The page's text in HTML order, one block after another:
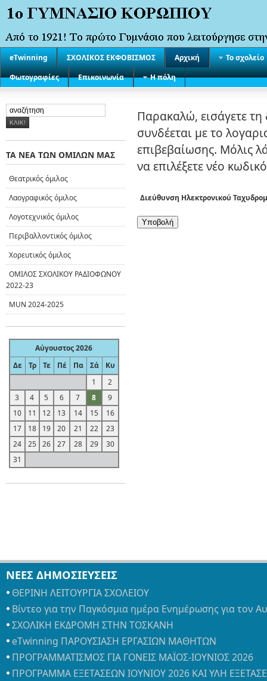
eTwinning ΣΧΟΛΙΚΟΣ ΕΚΦΟΒΙΣΜΟΣ Αρχική
Το σχολείο
Φωτογραφίες
Επικοινωνία Η πόλη
Παρακαλώ, εισάγετε
συνδέεται με το
επιβεβαίωσης. Μόλις
να επιλέξετε νέο
Διεύθυνση Ηλεκτρονικού
Υποβολή
ΤΑ ΝΕΑ ΤΩΝ ΟΜΙΛΩΝ ΜΑΣ
Θεατρικός όμιλος
Λαογραφικός όμιλος
Λογοτεχνικός όμιλος
Περιβαλλοντικός όμιλος
Χορευτικός όμιλος
ΟΜΙΛΟΣ ΣΧΟΛΙΚΟΥ ΡΑΔΙΟΦΩΝΟΥ
2022-23
MUN 2024-2025
Αύγουστος 2026
Δε
Τρ Τε Πέ Πα Σά
Κυ
1
2
3
4 5 6 7 8
9
10
11 12 13 14 15
16
17
18 19 20 21 22
23
24
25 26 27 28 29
30
31
ΝΕΕΣ ΔΗΜΟΣΙΕΥΣΕΙΣ
ΘΕΡΙΝΗ ΛΕΙΤΟΥΡΓΙΑ ΣΧΟΛΕΙΟΥ
Βίντεο για την Παγκόσμια ημέρα Ενημέρωσης για τον
ΣΧΟΛΙΚΗ ΕΚΔΡΟΜΗ ΣΤΗΝ ΤΟΣΚΑΝΗ
eTwinning ΠΑΡΟΥΣΙΑΣΗ ΕΡΓΑΣΙΩΝ ΜΑΘΗΤΩΝ
ΠΡΟΓΡΑΜΜΑΤΙΣΜΟΣ ΓΙΑ ΓΟΝΕΙΣ ΜΑΪΟΣ-ΙΟΥΝΙΟΣ 2026
ΠΡΟΓΡΑΜΜΑ ΕΞΕΤΑΣΕΩΝ ΙΟΥΝΙΟΥ 2026 ΚΑΙ ΥΛΗ